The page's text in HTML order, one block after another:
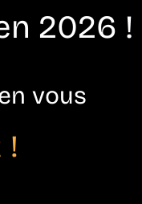
2026 !
vous
!